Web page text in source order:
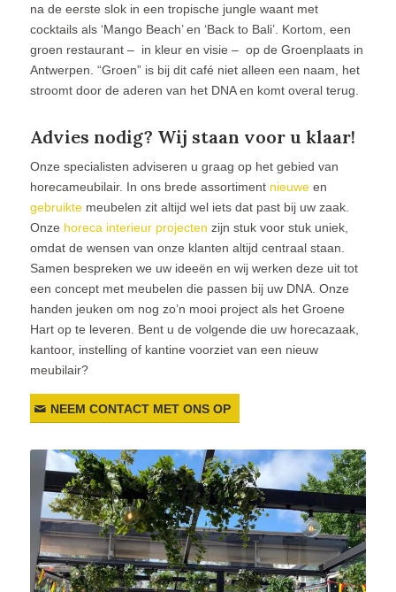
na de eerste slok in een tropische jungle waant met
cocktails als ‘Mango Beach’ en ‘Back to Bali’. Kortom, een
groen restaurant – in kleur en visie – op de Groenplaats in
Antwerpen. “Groen” is bij dit café niet alleen een naam, het
stroomt door de aderen van het DNA en komt overal terug.
Advies nodig? Wij staan voor u klaar!
Onze specialisten adviseren u graag op het gebied van
horecameubilair. In ons brede assortiment nieuween
gebruiktemeubelen zit altijd wel iets dat past bij uw zaak.
Onze horeca interieur projecten zijn stuk voor stuk uniek,
omdat de wensen van onze klanten altijd centraal staan.
Samen bespreken we uw ideeën en wij werken deze uit tot
een concept met meubelen die passen bij uw DNA. Onze
handen jeuken om nog zo’n mooi project als het Groene
Hart op te leveren. Bent u de volgende die uw horecazaak,
kantoor, instelling of kantine voorziet van een nieuw
meubilair?
NEEM CONTACT MET ONS OP